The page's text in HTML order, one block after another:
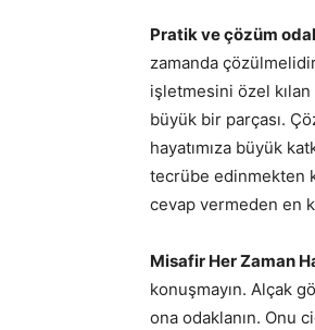
Pratik ve çözüm
zamanda
işletmesini özel
büyük bir parçası.
hayatımıza büyük
tecrübe edinmekten
cevap vermeden en
Misafir Her Zaman
konuşmayın. Alçak
ona odaklanın. Onu